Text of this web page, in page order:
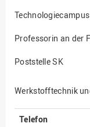
Hochschulleitung
Innenrevision
Institut für Musik
Professorin an der
Poststelle SK
Werkstofftechnik
Telefon